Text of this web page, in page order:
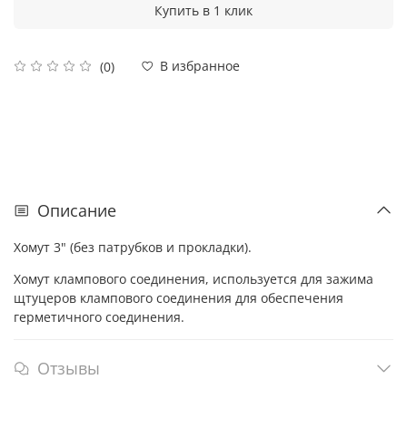
(0) В избранное
Купить в 1 клик
Описание
Хомут 3" (без патрубков и прокладки).
Хомут клампового соединения, используется для зажима
щтуцеров клампового соединения для обеспечения
герметичного соединения.
Отзывы